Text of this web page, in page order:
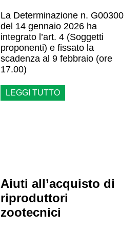
La Determinazione n. G00300
del 14 gennaio 2026 ha
integrato l’art. 4 (Soggetti
proponenti) e fissato la
scadenza al 9 febbraio (ore
17.00)
LEGGI TUTTO
Aiuti all’acquisto di
riproduttori
zootecnici